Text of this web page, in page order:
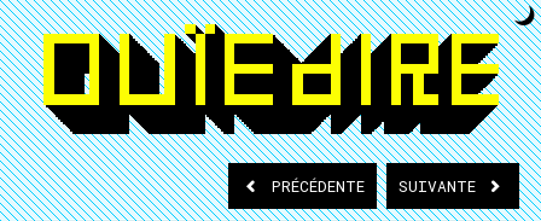
PRÉCÉDENTE SUIVANTE